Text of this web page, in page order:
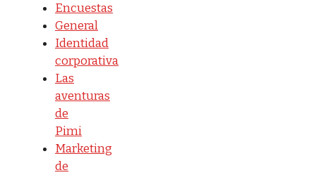
Encuestas
General
Identidad
corporativa
Las
aventuras
de
Pimi
Marketing
de